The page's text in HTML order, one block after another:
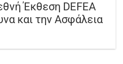
Έκθεση DEFEA
και την Ασφάλεια